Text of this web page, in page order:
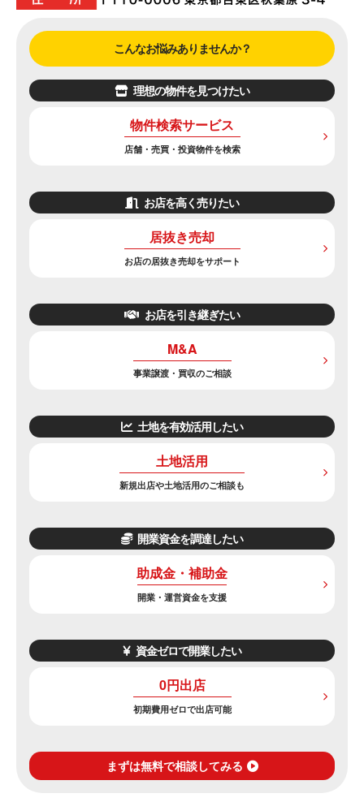
こんなお悩みありませんか？
理想の物件を見つけたい
物件検索サービス
店舗・売買・投資物件を検索
お店を高く売りたい
居抜き売却
お店の居抜き売却をサポート
お店を引き継ぎたい
M&A
事業譲渡・買収のご相談
土地を有効活用したい
土地活用
新規出店や土地活用のご相談も
開業資金を調達したい
助成金・補助金
開業・運営資金を支援
資金ゼロで開業したい
0円出店
初期費用ゼロで出店可能
まずは無料で相談してみる